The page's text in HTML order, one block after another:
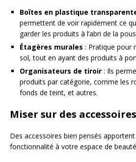
Boîtes en plastique
permettent de voir rapidement ce
garder les produits à l’abri de la
Étagères murales : Pratique pour
sol, tout en ayant des produits à
Organisateurs de tiroir : Ils
produits par catégorie, comme les
fonds de teint, et autres.
Miser sur des
Des accessoires bien pensés
fonctionnalité à votre espace de